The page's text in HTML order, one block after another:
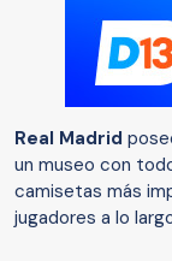
Real Madrid
un museo con
camisetas más
jugadores a lo